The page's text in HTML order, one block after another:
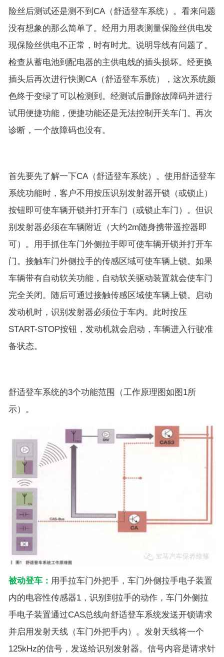
险丝后测试还是测不到CA（舒适登车系统）。看来问题
没有想象的那么简单了。经用力用表测量保险丝供电发
现保险丝供电不正常，时有时尤。说明导线有问题了。
检查从蓄电池到配电器的主供电线的插头损坏。经更换
插头后再次进行快测CA（舒适登车系统），这次系统颜
色终于变绿了可以检测到。经测试后删除故障码并进行
试用便捷功能，便捷功能还是无法控制开关车门。再次
诊断，一个故障码也没有。
首先要先了解一下CA（舒适登车系统）。使用舒适登车
系统功能时，客户不用按压识别发射器开锁（或锁止）
按钮即可使车辆开锁并打开车门（或锁止车门）。但识
别发射器必须在车辆附近（大约2m随身携带遥控器即
可）。用手抓住车门外侧拉手即可使车辆开锁并打开车
门。接触车门外侧拉手的传感区域可使车辆上锁。如果
车辆带有自动软关功能，自动软关驱动装置就会使车门
完全关闭。随后可通过接触传感区域使车辆上锁。启动
发动机时，识别发射器必须位于车内。此时按压
START-STOP按钮，发动机就会启动，车辆进入行驶准
备状态。
舒适登车系统的3个功能范围（工作原理图如图1所
示）。
被动登车： 用手拉车门外把手，车门外侧拉手电子装置
内的电容性传感器1，识别到拉手的动作，车门外侧拉
手电子装置通过CAS总线向舒适登车系统发送开锁请求
并启用发射天线（车门外把手内）。发射天线将一个
125kHz的信号，发送给识别发射器。信号内容是请求针